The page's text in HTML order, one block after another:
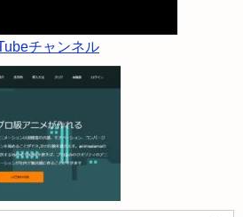
チャンネル